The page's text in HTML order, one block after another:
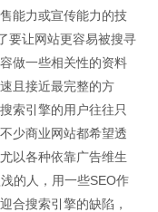
能力或宣传能力的技
要让网站更容易被搜寻
做一些相关性的资料
且接近最完整的方
索引擎的用户往往只
少商业网站都希望透
以各种依靠广告维生
的人，用一些SEO作
合搜索引擎的缺陷，